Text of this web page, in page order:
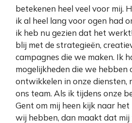
betekenen heel veel voor mij.
ik al heel lang voor ogen had
ik heb nu gezien dat het
blij met de strategieën,
campagnes die we maken. Ik
mogelijkheden die we hebben
ontwikkelen in onze diensten,
ons team. Als ik tijdens onze
Gent om mij heen kijk naar
wij hebben, dan maakt dat mij